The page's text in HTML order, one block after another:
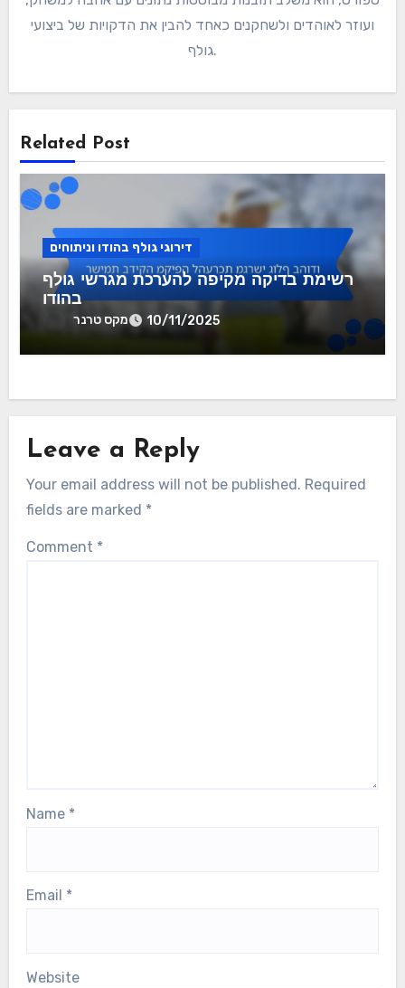
ועוזר לאוהדים ולשחקנים כאחד להבין את הדקויות של ביצועי
גולף.
Related Post
דירוגי גולף בהודו וניתוחים
רשימת בדיקה מקיפה להערכת מגרשי גולף
בהודו
מקס טרנר 10/11/2025
Leave a Reply
Your email address will not be published. Required
fields are marked *
Comment *
Name *
Email *
Website